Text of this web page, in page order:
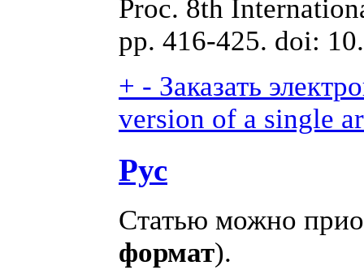
Proc. 8th
pp. 416-425. doi:
+ - Заказать
version of a single
Рус
Статью можно
формат).